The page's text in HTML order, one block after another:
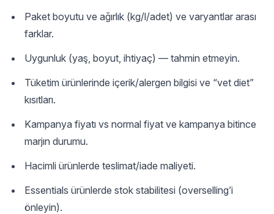
Paket boyutu ve ağırlık (kg/l/adet) ve varyantlar arası
farklar.
Uygunluk (yaş, boyut, ihtiyaç) — tahmin etmeyin.
Tüketim ürünlerinde içerik/alergen bilgisi ve “vet diet”
kısıtları.
Kampanya fiyatı vs normal fiyat ve kampanya bitince
marjın durumu.
Hacimli ürünlerde teslimat/iade maliyeti.
Essentials ürünlerde stok stabilitesi (overselling’i
önleyin).